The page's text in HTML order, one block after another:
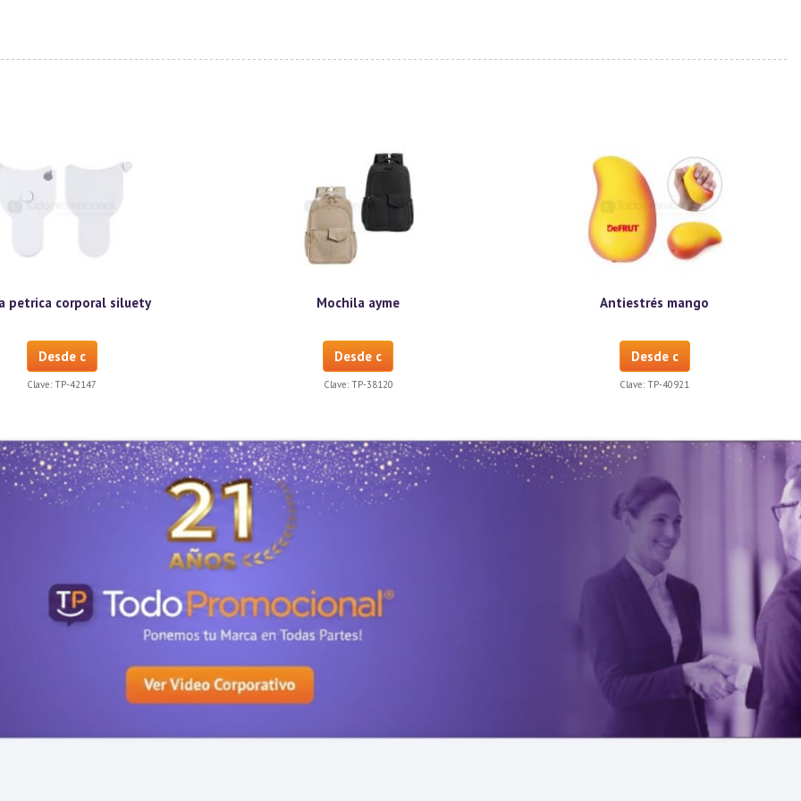
petrica corporal siluety
Desde c
Clave:TP-42147
Mochila ayme
Desde c
Clave: TP-38120
Antiestrés mango
Desde c
Clave:TP-40921